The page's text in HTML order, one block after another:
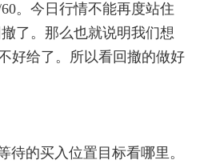
。今日行情不能再度站住
了。那么也就说明我们想
好给了。所以看回撤的做好
买入位置目标看哪里。